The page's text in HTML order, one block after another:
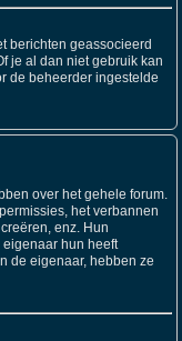
berichten geassocieerd
je al dan niet gebruik kan
de beheerder ingestelde
over het gehele forum.
het verbannen
enz. Hun
hun heeft
de eigenaar, hebben ze